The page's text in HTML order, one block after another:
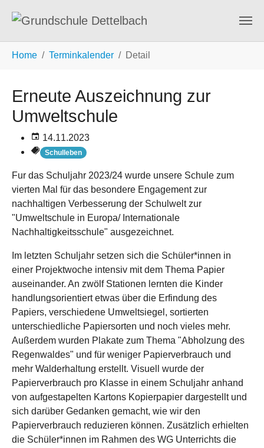
Home Terminkalender Detail
Erneute Auszeichnung zur
Umweltschule
14.11.2023
Schulleben
Fur das Schuljahr 2023/24 wurde unsere Schule zum
vierten Mal für das besondere Engagement zur
nachhaltigen Verbesserung der Schulwelt zur
"Umweltschule in Europa/ Internationale
Nachhaltigkeitsschule" ausgezeichnet.
Im letzten Schuljahr setzen sich die Schüler*innen in
einer Projektwoche intensiv mit dem Thema Papier
auseinander. An zwölf Stationen lernten die Kinder
handlungsorientiert etwas über die Erfindung des
Papiers, verschiedene Umweltsiegel, sortierten
unterschiedliche Papiersorten und noch vieles mehr.
Außerdem wurden Plakate zum Thema "Abholzung des
Regenwaldes" und für weniger Papierverbrauch und
mehr Walderhaltung erstellt. Visuell wurde der
Papierverbrauch pro Klasse in einem Schuljahr anhand
von aufgestapelten Kartons Kopierpapier dargestellt und
sich darüber Gedanken gemacht, wie wir den
Papierverbrauch reduzieren können. Zusätzlich erhielten
die Schüler*innen im Rahmen des WG Unterrichts die